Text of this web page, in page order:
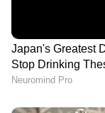
പല
ഇപ്പോള്‍ ഒരു
വിതരണം
മൂന്നോ